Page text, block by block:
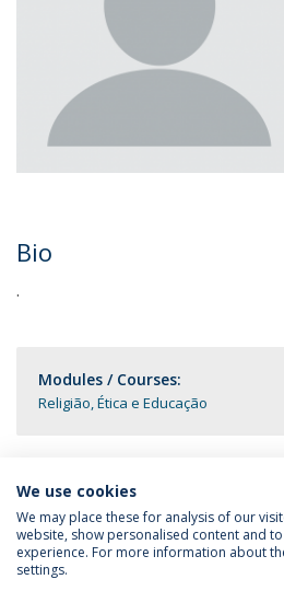
Bio
.
Modules / Courses:
Religião, Ética e Educação
Política de Privacidade
We use cookies
We may place these for analysis of our
website, show personalised content and
experience. For more information about
settings.